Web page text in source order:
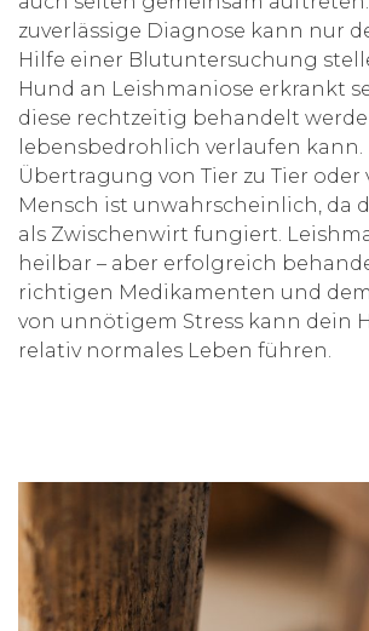
zuverlässige Diagnose kann nur
Hilfe einer Blutuntersuchung
Hund an Leishmaniose erkrankt
diese rechtzeitig behandelt
lebensbedrohlich verlaufen kann.
Übertragung von Tier zu Tier oder
Mensch ist unwahrscheinlich, da
als Zwischenwirt fungiert.
heilbar – aber erfolgreich
richtigen Medikamenten und
von unnötigem Stress kann dein
relativ normales Leben führen.